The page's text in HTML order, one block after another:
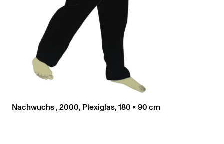
Nachwuchs , 2000, Plexiglas, 180 x 90 cm